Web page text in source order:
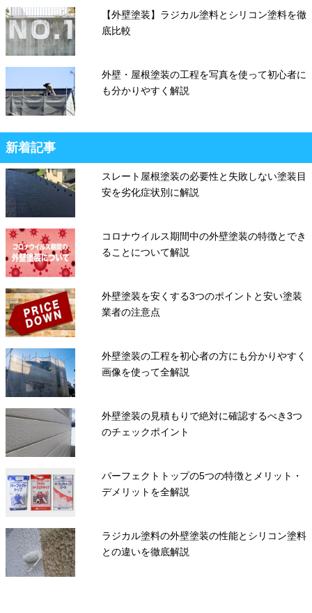
【外壁塗装】ラジカル塗料とシリコン塗料を徹
底比較
外壁・屋根塗装の工程を写真を使って初心者に
も分かりやすく解説
新着記事
スレート屋根塗装の必要性と失敗しない塗装目
安を劣化症状別に解説
コロナウイルス期間中の外壁塗装の特徴とでき
ることについて解説
外壁塗装を安くする3つのポイントと安い塗装
業者の注意点
外壁塗装の工程を初心者の方にも分かりやすく
画像を使って全解説
外壁塗装の見積もりで絶対に確認するべき3つ
のチェックポイント
パーフェクトトップの5つの特徴とメリット・
デメリットを全解説
ラジカル塗料の外壁塗装の性能とシリコン塗料
との違いを徹底解説